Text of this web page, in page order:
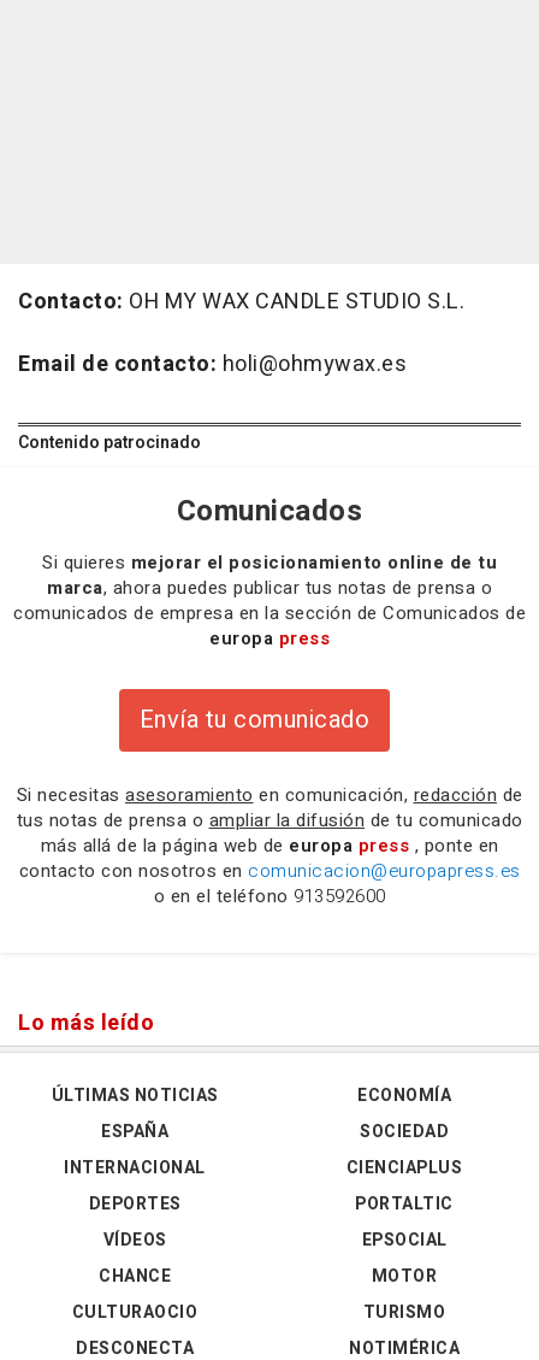
Contacto: OH MY WAX CANDLE STUDIO S.L.
Email de contacto: holi@ohmywax.es
Contenido patrocinado
Comunicados
Si quieres mejorar el posicionamiento online de tu
marca, ahora puedes publicar tus notas de prensa o
comunicados de empresa en la sección de Comunicados de
europa press
Envía tu comunicado
Si necesitas asesoramiento en comunicación, redacción de
tus notas de prensa o ampliar la difusión de tu comunicado
más allá de la página web de europa press , ponte en
contacto con nosotros en comunicacion@europapress.es
o en el teléfono 913592600
Lo más leído
ÚLTIMAS NOTICIAS
ESPAÑA
INTERNACIONAL
DEPORTES
VÍDEOS
ECONOMÍA
SOCIEDAD
CIENCIAPLUS
PORTALTIC
EPSOCIAL
CHANCE
CULTURAOCIO
DESCONECTA
MOTOR
TURISMO
NOTIMÉRICA